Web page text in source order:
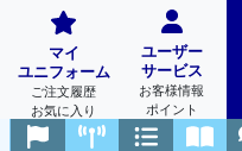
マイ
ユニフォーム
ご注文履歴
お気に入り
ユーザー
サービス
お客様情報
ポイント